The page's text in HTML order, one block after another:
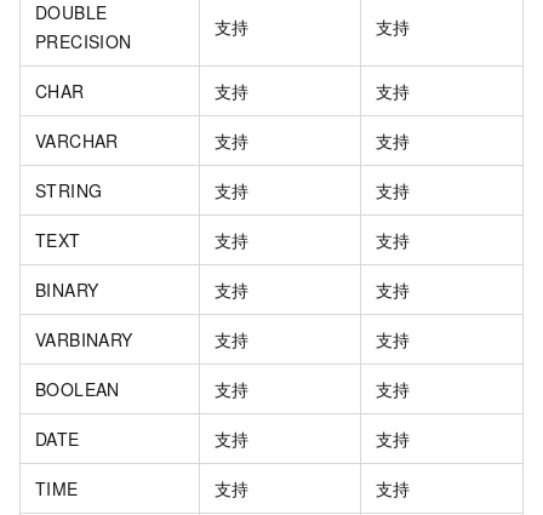
DOUBLE
PRECISION
支持 支持
CHAR 支持 支持
VARCHAR 支持 支持
STRING 支持 支持
TEXT 支持 支持
BINARY 支持 支持
VARBINARY 支持 支持
BOOLEAN 支持 支持
DATE 支持 支持
TIME 支持 支持